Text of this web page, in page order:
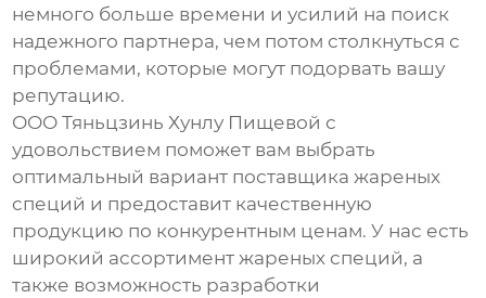
немного больше времени и усилий на поиск
надежного партнера, чем потом столкнуться с
проблемами, которые могут подорвать вашу
репутацию.
ООО Тяньцзинь Хунлу Пищевой с
удовольствием поможет вам выбрать
оптимальный вариант поставщика жареных
специй и предоставит качественную
продукцию по конкурентным ценам. У нас есть
широкий ассортимент жареных специй, а
также возможность разработки